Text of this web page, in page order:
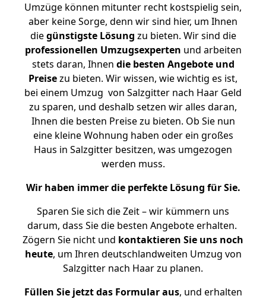
Umzüge können mitunter recht kostspielig sein,
aber keine Sorge, denn wir sind hier, um Ihnen
diegünstigste Lösung zu bieten. Wir sind die
professionellen Umzugsexperten und arbeiten
stets daran, Ihnen die besten Angebote und
Preisezu bieten. Wir wissen, wie wichtig es ist,
bei einem Umzug von Salzgitter nach Haar Geld
zu sparen, und deshalb setzen wir alles daran,
Ihnen die besten Preise zu bieten. Ob Sie nun
eine kleine Wohnung haben oder ein großes
Haus in Salzgitter besitzen, was umgezogen
werden muss.
Wir haben immer die perfekte Lösung für Sie.
Sparen Sie sich die Zeit – wir kümmern uns
darum, dass Sie die besten Angebote erhalten.
Zögern Sie nicht und kontaktieren Sie uns noch
heute, um Ihren deutschlandweiten Umzug von
Salzgitter nach Haar zu planen.
Füllen Sie jetzt das Formular aus, und erhalten